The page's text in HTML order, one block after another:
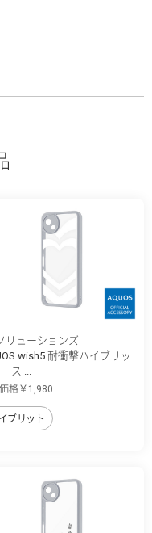
リューションズ
wish5 耐衝撃ハイブリッ
ス ...
格￥1,980
ブリット